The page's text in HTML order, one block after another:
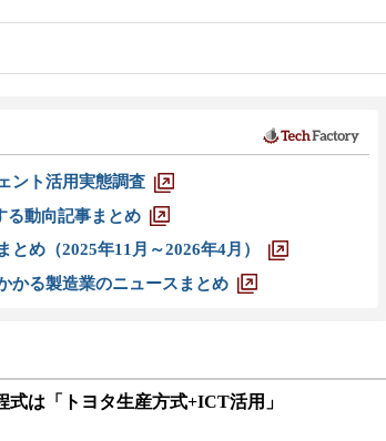
ント活用実態調査
る動向記事まとめ
め（2025年11月～2026年4月）
かる製造業のニュースまとめ
は「トヨタ生産方式+ICT活用」